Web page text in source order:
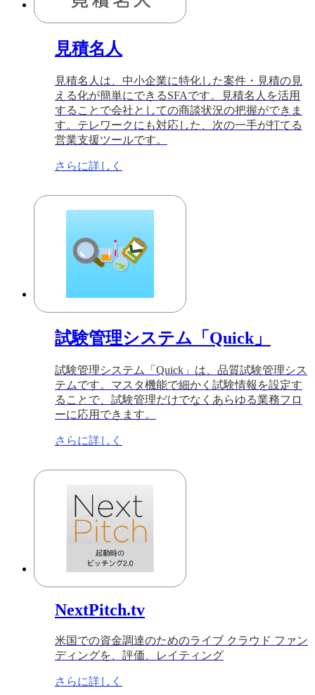
見積名人
見積名人は、中小企業に特化した案件・見積の見
える化が簡単にできるSFAです。見積名人を活用
することで会社としての商談状況の把握ができま
す。テレワークにも対応した、次の一手が打てる
営業支援ツールです。
さらに詳しく
試験管理システム「Quick」
試験管理システム「Quick」は、品質試験管理シス
テムです。マスタ機能で細かく試験情報を設定す
ることで、試験管理だけでなくあらゆる業務フロ
ーに応用できます。
さらに詳しく
NextPitch.tv
米国での資金調達のためのライブ クラウド ファン
ディングを、評価、レイティング
さらに詳しく